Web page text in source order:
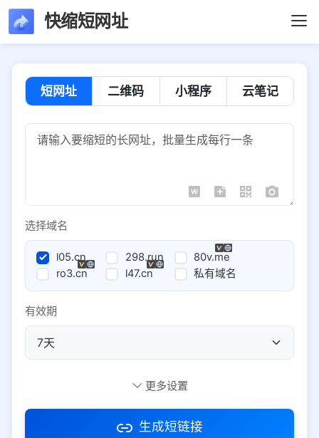
快缩短网址
短网址 二维码 小程序 云笔记
选择域名
l05.cn 298.run
80v.me
ro3.cn
l47.cn 私有域名
有效期
更多设置
生成短链接